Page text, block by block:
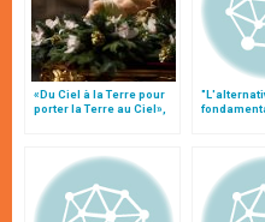
«Du Ciel à la Terre pour
porter la Terre au Ciel»,